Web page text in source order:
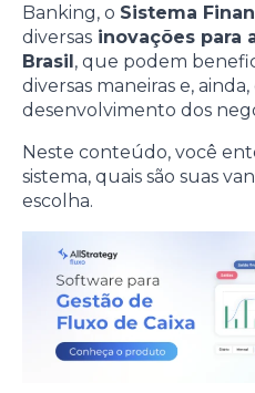
Banking, o Sistema
diversas inovações para
Brasil, que podem
diversas maneiras e,
desenvolvimento dos
Neste conteúdo, você
sistema, quais são suas
escolha.